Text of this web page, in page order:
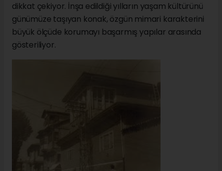
dikkat çekiyor. İnşa edildiği yılların yaşam kültürünü
günümüze taşıyan konak, özgün mimari karakterini
büyük ölçüde korumayı başarmış yapılar arasında
gösteriliyor.